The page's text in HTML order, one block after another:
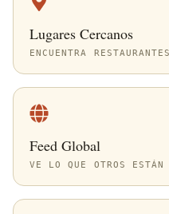
Lugares Cercanos
ENCUENTRA
Feed Global
VE LO QUE OTROS ESTÁN